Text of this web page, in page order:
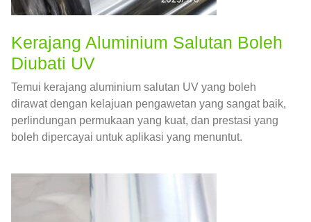
Kerajang Aluminium Salutan Boleh
Diubati UV
Temui kerajang aluminium salutan UV yang boleh
dirawat dengan kelajuan pengawetan yang sangat baik,
perlindungan permukaan yang kuat, dan prestasi yang
boleh dipercayai untuk aplikasi yang menuntut.